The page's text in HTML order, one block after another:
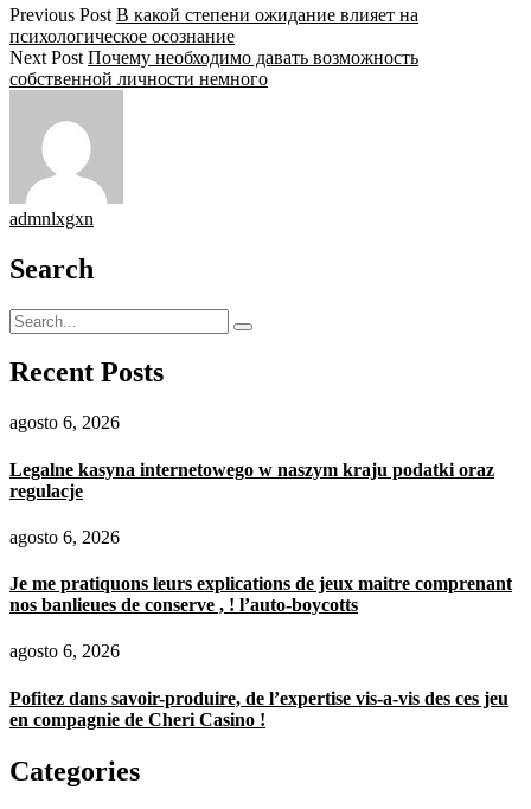
Previous Post В какой степени ожидание влияет на
психологическое осознание
Next Post Почему необходимо давать возможность
собственной личности немного
admnlxgxn
Search
Recent Posts
agosto 6, 2026
Legalne kasyna internetowego w naszym kraju podatki oraz
regulacje
agosto 6, 2026
Je me pratiquons leurs explications de jeux maitre comprenant
nos banlieues de conserve , ! l’auto-boycotts
agosto 6, 2026
Pofitez dans savoir-produire, de l’expertise vis-a-vis des ces jeu
en compagnie de Cheri Casino !
Categories